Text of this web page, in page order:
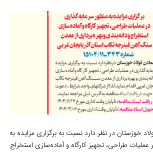
مناقصه
خوزستان در نظر دارد نسبت به برگزاری مزایده به
طراحی، تجهیز کارگاه و آماده‌سازی استخراج